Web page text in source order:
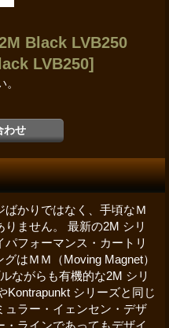
Black LVB250
LVB250]
。
かりではなく、手頃なＭ
ません。 最新の2M シリ
フォーマンス・カートリ
はＭＭ（Moving Magnet）
ながらも有機的な2M シリ
Kontrapunkt シリーズと同じ
ュラー・イェンセン・デザ